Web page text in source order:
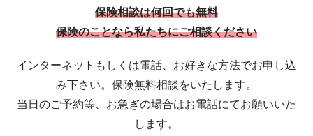
保険相談は何回でも無料
保険のことなら私たちにご相談ください
インターネットもしくは電話、お好きな方法でお申し込
み下さい。保険無料相談をいたします。
当日のご予約等、お急ぎの場合はお電話にてお願いいた
します。